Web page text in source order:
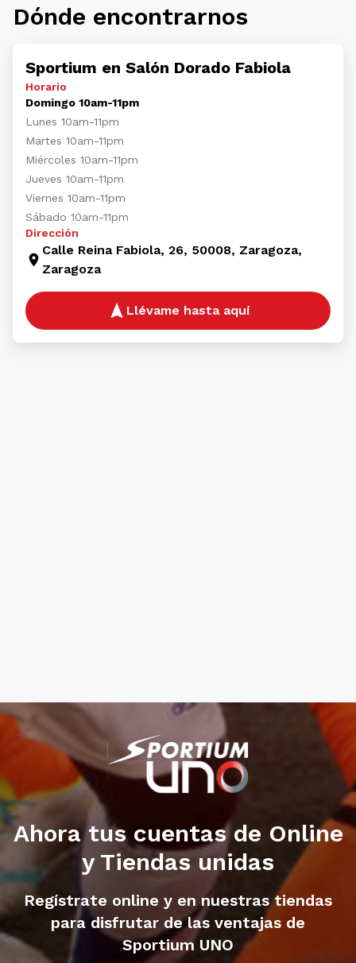
Dónde encontrarnos
Sportium en Salón Dorado Fabiola
Horario
Domingo 10am-11pm
Lunes 10am-11pm
Martes 10am-11pm
Miércoles 10am-11pm
Jueves 10am-11pm
Viernes 10am-11pm
Sábado 10am-11pm
Dirección
Calle Reina Fabiola, 26, 50008, Zaragoza,
Zaragoza
Llévame hasta aquí
Ahora tus cuentas de Online
y Tiendas unidas
Regístrate online y en nuestras tiendas
para disfrutar de las ventajas de
Sportium UNO